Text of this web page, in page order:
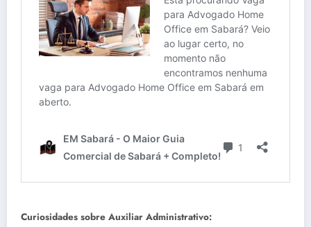
Curiosidades sobre Auxiliar Administrativo: